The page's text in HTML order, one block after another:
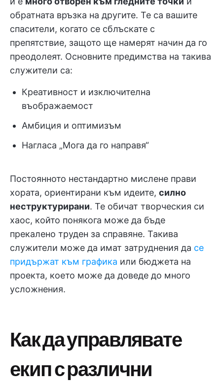
обратната връзка на другите. Те са вашите
спасители, когато се сблъскате с
препятствие, защото ще намерят начин да го
преодолеят. Основните предимства на такива
служители са:
Креативност и изключителна
въображаемост
Амбиция и оптимизъм
Нагласа „Мога да го направя“
Постоянното нестандартно мислене прави
хората, ориентирани към идеите, силно
неструктурирани. Те обичат творческия си
хаос, който понякога може да бъде
прекалено труден за справяне. Такива
служители може да имат затруднения да се
придържат към графика или бюджета на
проекта, което може да доведе до много
усложнения.
Как да управлявате
екип с различни